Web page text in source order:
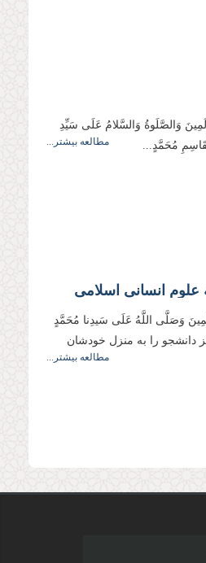
وَالصَّلَوةُ وَالسَّلامُ عَلَی سَیِّدِ
مُحَمَّدٍ...
مطالعه بیشتر...
علوم انسانی اسلامی
وَصَلَّی اللَّهُ عَلَی سَیدِنا مُحَمَّدٍ
دانشجو را به منزل خودشان
مطالعه بیشتر...